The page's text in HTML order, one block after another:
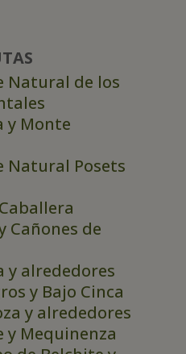
Natural de los
y Monte
Natural Posets
Cañones de
y alrededores
y Bajo Cinca
y alrededores
y Mequinenza